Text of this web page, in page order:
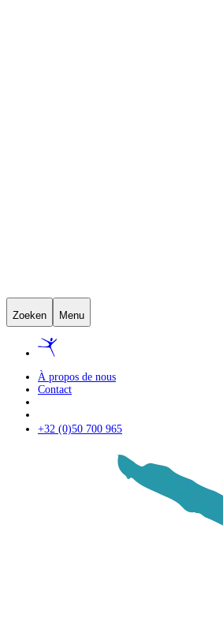
Zoeken Menu
À propos de nous
Contact
+32 (0)50 700 965